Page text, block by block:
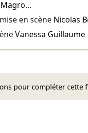
…
mise en scène Nicolas
Vanessa Guillaume
pour compléter cette